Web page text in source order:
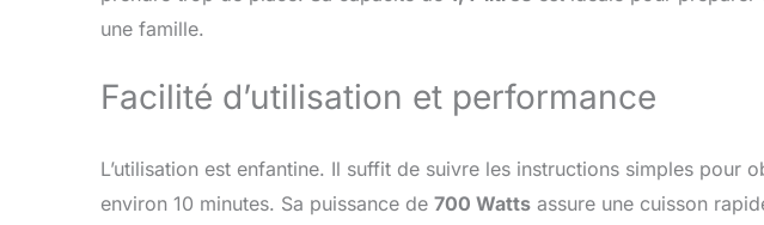
une famille.
Facilité d’utilisation et performance
L’utilisation est enfantine. Il suffit de suivre les instructions simples pour
environ 10 minutes. Sa puissance de 700 Watts assure une cuisson